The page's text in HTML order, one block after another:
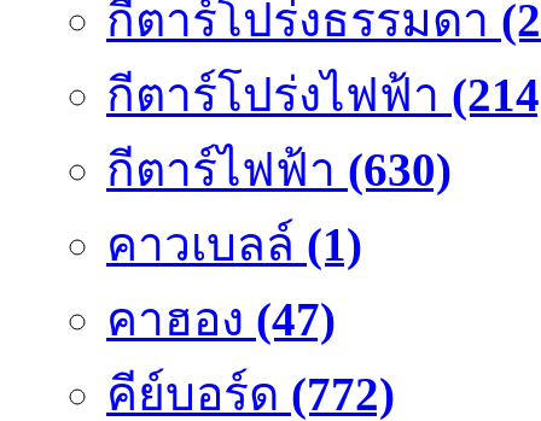
กีตาร์โปร่งธรรมดา
กีตาร์โปร่งไฟฟ้า
กีตาร์ไฟฟ้า (630)
คาวเบลล์ (1)
คาฮอง (47)
คีย์บอร์ด (772)